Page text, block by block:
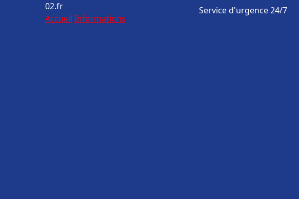
02.fr
Accueil Informations
Service d'urgence 24/7